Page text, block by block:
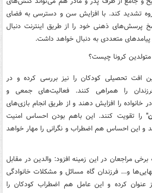
تشدید کند. با افزایش سن و دسترسی به فضای
پرسش‌های ذهنی خود را از طریق اینترنت دنبال
پیامدهای متعددی به دنبال خواهد داشت.
افت تحصیلی کودکان را نیز بررسی کرده و در
را همراهی کنند. فعالیت‌های جمعی و
را افزایش دهند و از طریق انجام بازی‌های
را تقویت کنند. این باهم بودن احساس امنیت
و این احساس هم اضطراب و نگرانی را مهار خواهد
برخی مراجعان در این زمینه افزود: والدین در مقابل
و... فرزندان گاه مسائل و مشکلات خانوادگی
کرده و این عامل هم اضطراب کودکان را